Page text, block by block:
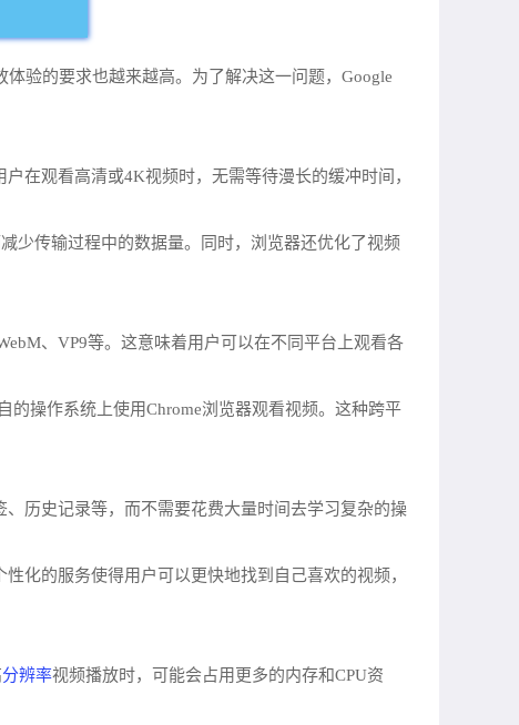
验的要求也越来越高。为了解决这一问题，Google
在观看高清或4K视频时，无需等待漫长的缓冲时间，
少传输过程中的数据量。同时，浏览器还优化了视频
、VP9等。这意味着用户可以在不同平台上观看各
的操作系统上使用Chrome浏览器观看视频。这种跨平
历史记录等，而不需要花费大量时间去学习复杂的操
化的服务使得用户可以更快地找到自己喜欢的视频，
分辨率视频播放时，可能会占用更多的内存和CPU资